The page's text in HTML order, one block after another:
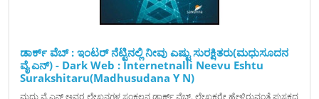
ಡಾರ್ಕ್ ವೆಬ್ : ಇಂಟರ್ ನೆಟ್ಟಿನಲ್ಲಿ ನೀವು ಎಷ್ಟು ಸುರಕ್ಷಿತರು(ಮಧುಸೂದನ
ವೈ ಎನ್) - Dark Web : Internetnalli Neevu Eshtu
Surakshitaru(Madhusudana Y N)